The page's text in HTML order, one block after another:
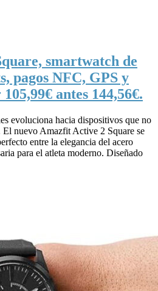
smartwatch de
pagos NFC, GPS y
antes 144,56€.
evoluciona hacia dispositivos que no
nuevo Amazfit Active 2 Square se
entre la elegancia del acero
para el atleta moderno. Diseñado